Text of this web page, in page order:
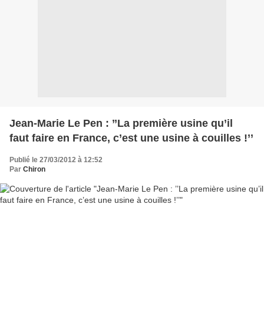
Jean-Marie Le Pen : ’’La première usine qu’il
faut faire en France, c’est une usine à couilles !’’
Publié le 27/03/2012 à 12:52
Par Chiron